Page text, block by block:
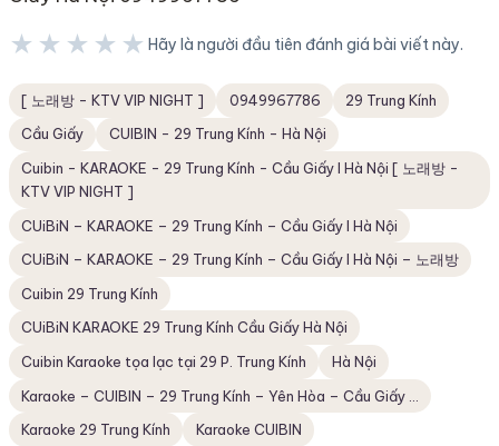
★★★★★ Hãy là người đầu tiên đánh giá bài viết này.
[ 노래방 - KTV VIP NIGHT ] 0949967786
29 Trung Kính
Cầu Giấy
CUIBIN - 29 Trung Kính - Hà Nội
Cuibin - KARAOKE - 29 Trung Kính - Cầu Giấy I Hà Nội [ 노래방 -
KTV VIP NIGHT ]
CUiBiN – KARAOKE – 29 Trung Kính – Cầu Giấy I Hà Nội
CUiBiN – KARAOKE – 29 Trung Kính – Cầu Giấy I Hà Nội – 노래방
Cuibin 29 Trung Kính
CUiBiN KARAOKE 29 Trung Kính Cầu Giấy Hà Nội
Cuibin Karaoke tọa lạc tại 29 P. Trung Kính
Hà Nội
Karaoke – CUIBIN – 29 Trung Kính – Yên Hòa – Cầu Giấy ...
Karaoke 29 Trung Kính
Karaoke CUIBIN